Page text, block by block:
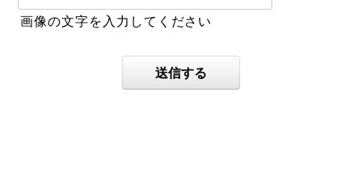
画像の文字を入力してください
送信する